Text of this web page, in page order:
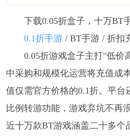
下载0.05折盒子，十万BT
0.1折手游/ BT手游 / 折扣
0.05折游戏盒子主打"低价
中采购和规模化运营将充值成
值仅需官方价格的0.1折。平台
比例转游功能，游戏弃坑不再
近十万款BT游戏涵盖二十多个